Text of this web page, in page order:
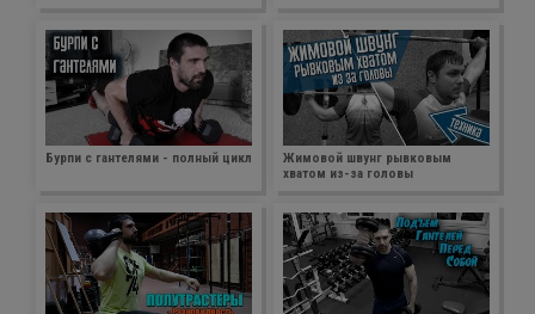
Бурпи с гантелями - полный цикл
Жимовой швунг рывковым
хватом из-за головы